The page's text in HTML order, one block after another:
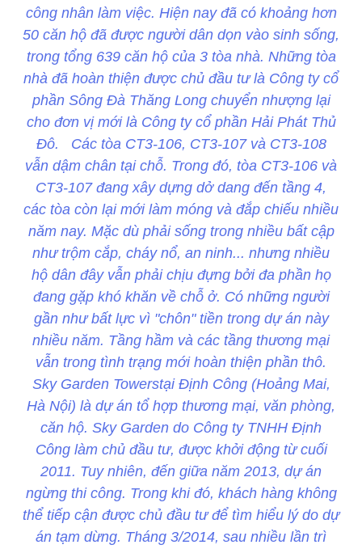
công nhân làm việc. Hiện nay đã có khoảng hơn
50 căn hộ đã được người dân dọn vào sinh sống,
trong tổng 639 căn hộ của 3 tòa nhà. Những tòa
nhà đã hoàn thiện được chủ đầu tư là Công ty cổ
phần Sông Đà Thăng Long chuyển nhượng lại
cho đơn vị mới là Công ty cổ phần Hải Phát Thủ
Đô. Các tòa CT3-106, CT3-107 và CT3-108
vẫn dậm chân tại chỗ. Trong đó, tòa CT3-106 và
CT3-107 đang xây dựng dở dang đến tầng 4,
các tòa còn lại mới làm móng và đắp chiếu nhiều
năm nay. Mặc dù phải sống trong nhiều bất cập
như trộm cắp, cháy nổ, an ninh... nhưng nhiều
hộ dân đây vẫn phải chịu đựng bởi đa phần họ
đang gặp khó khăn về chỗ ở. Có những người
gần như bất lực vì "chôn" tiền trong dự án này
nhiều năm. Tầng hầm và các tầng thương mại
vẫn trong tình trạng mới hoàn thiện phần thô.
Sky Garden Towerstại Định Công (Hoảng Mai,
Hà Nội) là dự án tổ hợp thương mại, văn phòng,
căn hộ. Sky Garden do Công ty TNHH Định
Công làm chủ đầu tư, được khởi động từ cuối
2011. Tuy nhiên, đến giữa năm 2013, dự án
ngừng thi công. Trong khi đó, khách hàng không
thể tiếp cận được chủ đầu tư để tìm hiểu lý do dự
án tạm dừng. Tháng 3/2014, sau nhiều lần trì